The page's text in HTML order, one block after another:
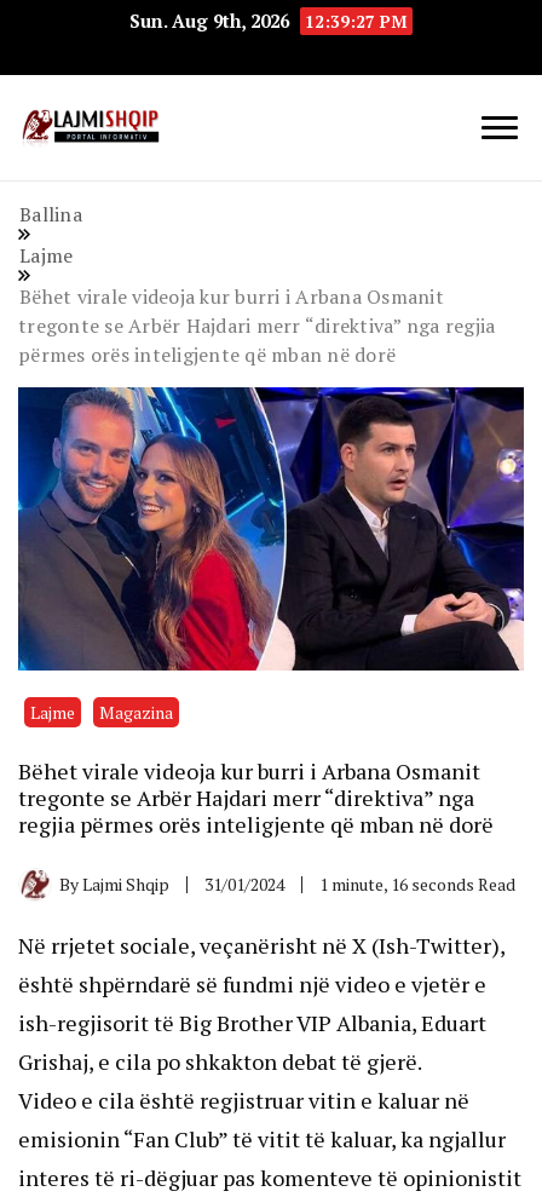
Sun. Aug 9th, 2026 12:39:28 PM
Ballina
Lajme
Bëhet virale videoja kur burri i Arbana Osmanit
tregonte se Arbër Hajdari merr “direktiva” nga regjia
përmes orës inteligjente që mban në dorë
Lajme Magazina
Bëhet virale videoja kur burri i Arbana Osmanit
tregonte se Arbër Hajdari merr “direktiva” nga
regjia përmes orës inteligjente që mban në dorë
ByLajmi Shqip 31/01/2024 1 minute, 16 seconds Read
Në rrjetet sociale, veçanërisht në X (Ish-Twitter),
është shpërndarë së fundmi një video e vjetër e
ish-regjisorit të Big Brother VIP Albania, Eduart
Grishaj, e cila po shkakton debat të gjerë.
Video e cila është regjistruar vitin e kaluar në
emisionin “Fan Club” të vitit të kaluar, ka ngjallur
interes të ri-dëgjuar pas komenteve të opinionistit